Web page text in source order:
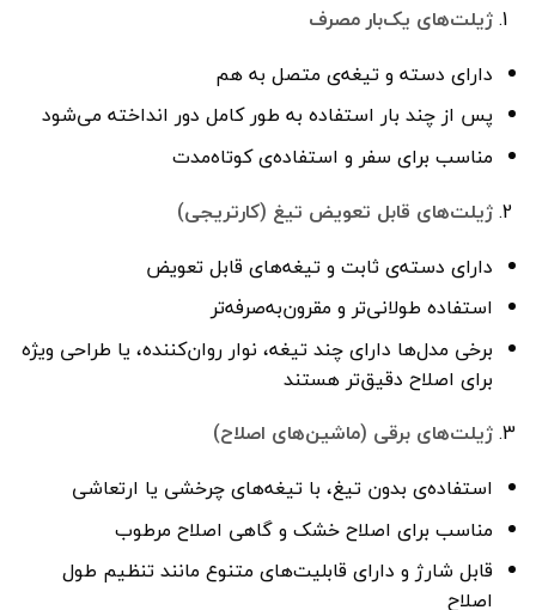
ژیلت‌های یک‌بار مصرف
دارای دسته و تیغه‌ی متصل به هم
پس از چند بار استفاده به طور کامل دور انداخته می‌شود
مناسب برای سفر و استفاده‌ی کوتاه‌مدت
ژیلت‌های قابل تعویض تیغ (کارتریجی)
دارای دسته‌ی ثابت و تیغه‌های قابل تعویض
استفاده طولانی‌تر و مقرون‌به‌صرفه‌تر
برخی مدل‌ها دارای چند تیغه، نوار روان‌کننده، یا طراحی ویژه
برای اصلاح دقیق‌تر هستند
ژیلت‌های برقی (ماشین‌های اصلاح)
استفاده‌ی بدون تیغ، با تیغه‌های چرخشی یا ارتعاشی
مناسب برای اصلاح خشک و گاهی اصلاح مرطوب
قابل شارژ و دارای قابلیت‌های متنوع مانند تنظیم طول
اصلاح